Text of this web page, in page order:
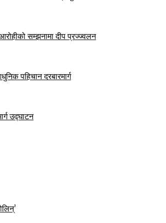
सम्झनामा दीप प्रज्ज्वलन
पहिचान दरबारमार्ग
उद्घाटन